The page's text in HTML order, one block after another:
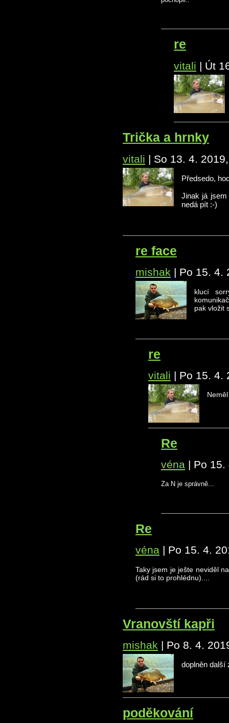
re
vitali | Út
Trička a hrnky
vitali | So 13. 4.
Předsedo,
Jinak já
nedá pít :-)
re face
mishak | Po 15. 4.
klucí
pak vložit
re
vitali | Po 15. 4.
Re
véna | Po 15.
Za N je správně...
Re
véna | Po 15. 4.
Taky jsem je ješte neviděl
(rád si to prohlédnu)....
Vranovští kapři
mishak | Po 8. 4.
doplněn další
poděkování